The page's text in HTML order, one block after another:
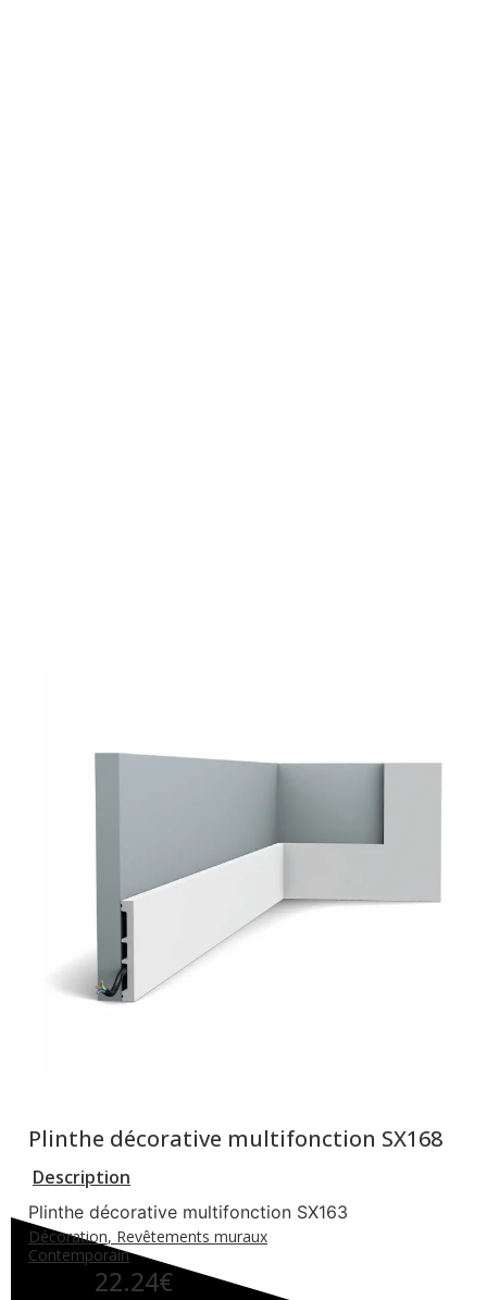
Plinthe décorative multifonction SX168
Description
Plinthe décorative multifonction SX163
Décoration, Revêtements muraux
Contemporain
22.24€